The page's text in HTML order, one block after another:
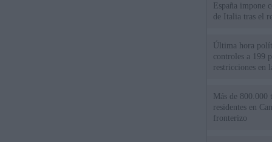
España impone
de Italia tras el
Última hora
controles a 199
restricciones en
Más de 800.000
residentes en
fronterizo